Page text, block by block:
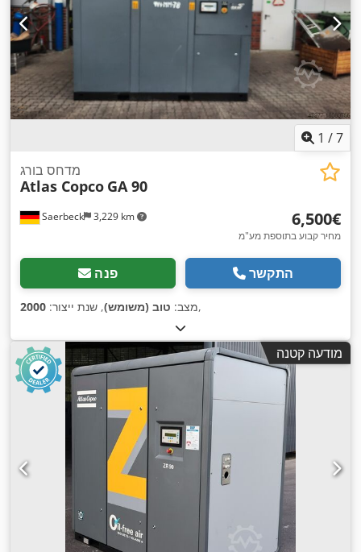
1 /7
Saerbeck 3,229 km
מדחס בורג
Atlas Copco GA 90
‏6,500 ‏€
מחיר קבוע בתוספת מע"מ
פנה התקשר
מצב: טוב (משומש), שנת ייצור: 2000 ,
מודעה קטנה